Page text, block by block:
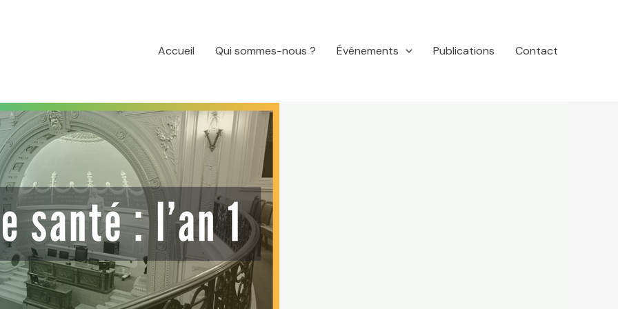
Accueil Qui sommes-nous ? Événements Publications Contact